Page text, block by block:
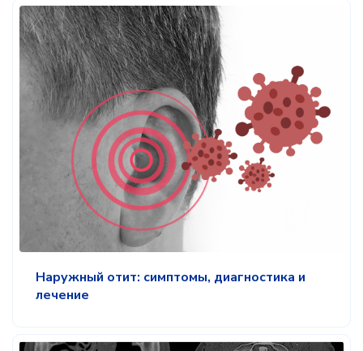
Наружный отит: симптомы, диагностика и
лечение